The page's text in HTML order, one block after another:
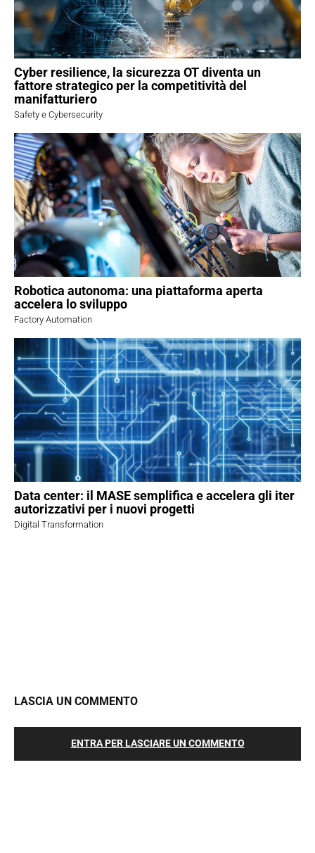
Cyber resilience, la sicurezza OT diventa un
fattore strategico per la competitività del
manifatturiero
Safety e Cybersecurity
Robotica autonoma: una piattaforma aperta
accelera lo sviluppo
Factory Automation
Data center: il MASE semplifica e accelera gli iter
autorizzativi per i nuovi progetti
Digital Transformation
LASCIA UN COMMENTO
ENTRA PER LASCIARE UN COMMENTO